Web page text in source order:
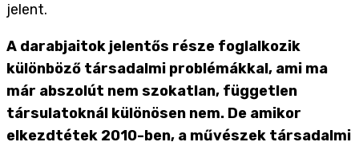
jelent.
A darabjaitok jelentős része foglalkozik
különböző társadalmi problémákkal, ami ma
már abszolút nem szokatlan, független
társulatoknál különösen nem. De amikor
elkezdtétek 2010-ben, a művészek társadalmi